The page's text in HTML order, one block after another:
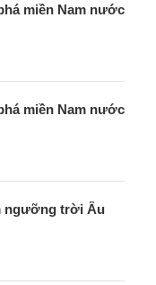
miền Nam nước
miền Nam nước
ngưỡng trời Âu